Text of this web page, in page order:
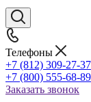
Телефоны
+7 (812) 309-27-37
+7 (800) 555-68-89
Заказать звонок